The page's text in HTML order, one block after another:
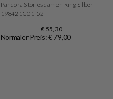
Pandora Stories damen Ring Silber
198421C01-52
€ 55,30
Normaler Preis: € 79,00